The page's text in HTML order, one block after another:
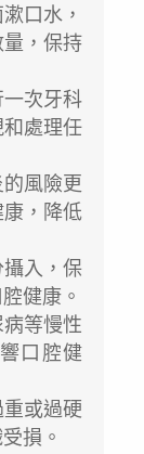
口水，
，保持
次牙科
處理任
風險更
，降低
入，保
健康。
等慢性
口腔健
或過硬
損。